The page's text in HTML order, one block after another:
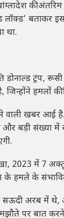
की
लॉक्ड’ बताकर
था.
ट्रंप, रूसी
हमलों की
वाली खबर
संख्या में
2023 में 7
के हमले के
सऊदी अरब में थे,
पर बात करने के